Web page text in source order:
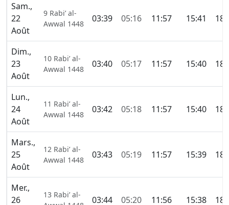
Sam.,
22
Août
9 Rabi’ al-
Awwal 1448
03:39 05:16 11:57 15:41
Dim.,
23
Août
10 Rabi’ al-
Awwal 1448
03:40 05:17 11:57 15:40
Lun.,
24
Août
11 Rabi’ al-
Awwal 1448
03:42 05:18 11:57 15:40
Mars.,
25
Août
12 Rabi’ al-
Awwal 1448
03:43 05:19 11:57 15:39
Mer.,
26
13 Rabi’ al-
03:44 05:20 11:56 15:38